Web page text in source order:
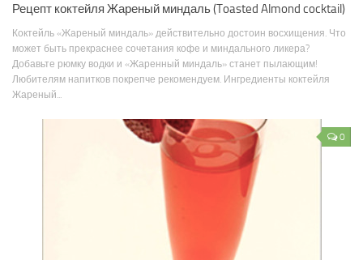
Рецепт коктейля Жареный миндаль (Toasted Almond cocktail)
Коктейль «Жареный миндаль» действительно достоин восхищения. Что
может быть прекраснее сочетания кофе и миндального ликера?
Добавьте рюмку водки и «Жаренный миндаль» станет пылающим!
Любителям напитков покрепче рекомендуем. Ингредиенты коктейля
Жареный...
0